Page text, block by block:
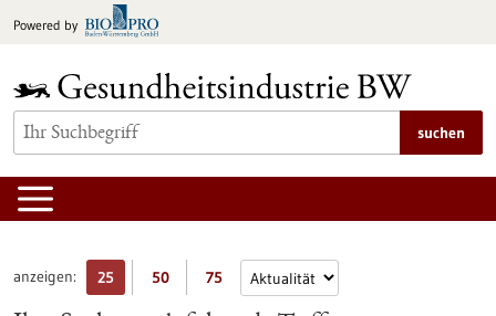
Inhalt
Powered by
suchen
anzeigen: 25 50 75